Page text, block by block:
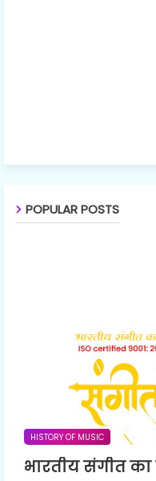
POPULAR POSTS
HISTORY OF MUSIC
भारतीय संगीत का